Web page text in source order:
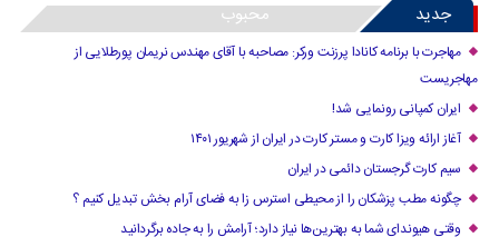
جدید محبوب
مهاجرت با برنامه کانادا پرزنت ورکر: مصاحبه با آقای مهندس نریمان پورطلایی از
مهاجریست
ایران کمپانی رونمایی شد!
آغاز ارائه ویزا کارت و مستر کارت در ایران از شهریور ۱۴۰۱
سیم کارت گرجستان دائمی در ایران
چگونه مطب پزشکان را از محیطی استرس زا به فضای آرام بخش تبدیل کنیم ؟
وقتی هیوندای شما به بهترین‌ها نیاز دارد؛ آرامش را به جاده برگردانید